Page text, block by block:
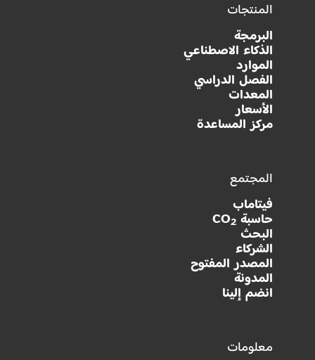
المنتجات
البرمجة
الذكاء الاصطناعي
الموارد
الفصل الدراسي
المعدات
الأسعار
مركز المساعدة
المجتمع
فيتاماب
حاسبة CO 2
البحث
الشركاء
المصدر المفتوح
المدونة
انضم إلينا
معلومات